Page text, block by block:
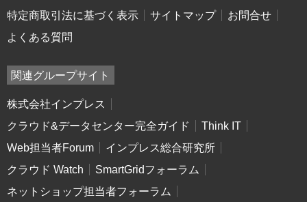
特定商取引法に基づく表示
サイトマップ
お問合せ
よくある質問
関連グループサイト
株式会社インプレス
クラウド&データセンター完全ガイド
Think IT
Web担当者Forum
インプレス総合研究所
クラウド Watch
SmartGridフォーラム
ネットショップ担当者フォーラム